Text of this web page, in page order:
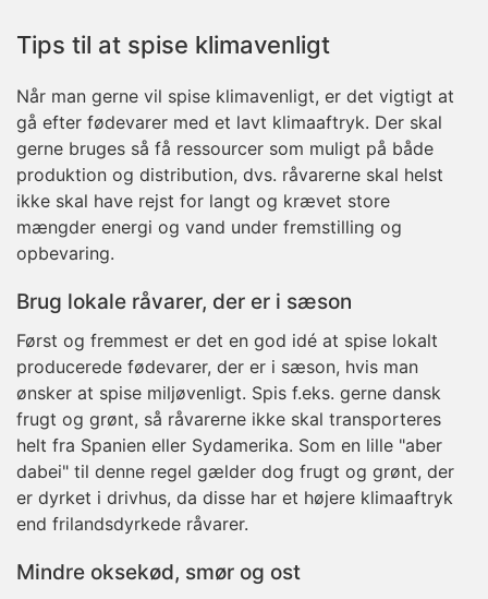
Tips til at spise klimavenligt
Når man gerne vil spise klimavenligt, er det vigtigt at
gå efter fødevarer med et lavt klimaaftryk. Der skal
gerne bruges så få ressourcer som muligt på både
produktion og distribution, dvs. råvarerne skal helst
ikke skal have rejst for langt og krævet store
mængder energi og vand under fremstilling og
opbevaring.
Brug lokale råvarer, der er i sæson
Først og fremmest er det en god idé at spise lokalt
producerede fødevarer, der er i sæson, hvis man
ønsker at spise miljøvenligt. Spis f.eks. gerne dansk
frugt og grønt, så råvarerne ikke skal transporteres
helt fra Spanien eller Sydamerika. Som en lille "aber
dabei" til denne regel gælder dog frugt og grønt, der
er dyrket i drivhus, da disse har et højere klimaaftryk
end frilandsdyrkede råvarer.
Mindre oksekød, smør og ost